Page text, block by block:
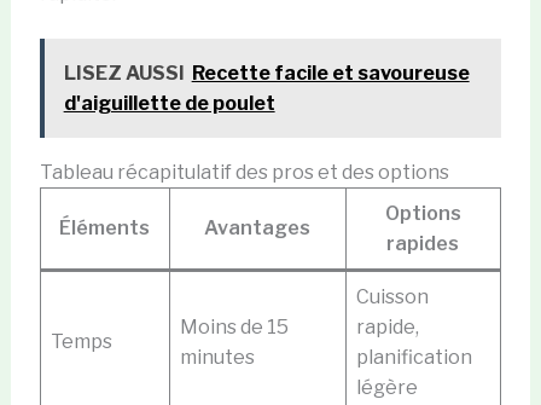
LISEZ AUSSI Recette facile et savoureuse
d'aiguillette de poulet
Tableau récapitulatif des pros et des options
Éléments Avantages
Options
rapides
Temps
Moins de 15
minutes
Cuisson
rapide,
planification
légère